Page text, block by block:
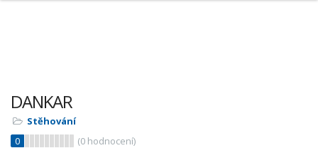
DANKAR
Stěhování
0
(0 hodnocení)